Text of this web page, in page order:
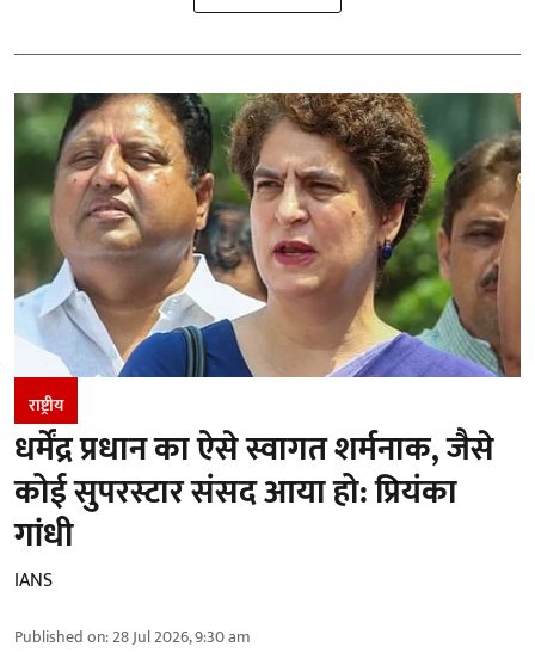
राष्ट्रीय
धर्मेंद्र प्रधान का ऐसे स्वागत शर्मनाक, जैसे
कोई सुपरस्टार संसद आया हो: प्रियंका
गांधी
IANS
Published on:28 Jul 2026, 9:30 am